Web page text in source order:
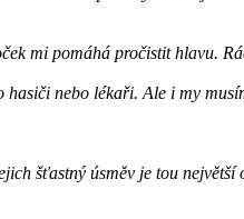
mi pomáhá pročistit hlavu.
hasiči nebo lékaři. Ale i my
šťastný úsměv je tou největší